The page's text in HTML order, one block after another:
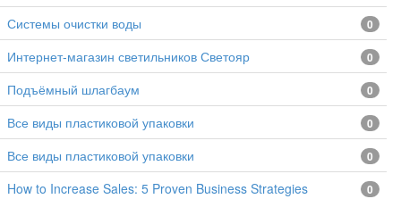
Системы очистки воды 0
Интернет-магазин светильников Светояр 0
подъёмный шлагбаум 0
все виды пластиковой упаковки 0
все виды пластиковой упаковки 0
How to Increase Sales: 5 Proven Business Strategies 0